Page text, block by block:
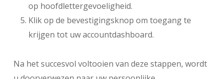
op hoofdlettergevoeligheid.
Klik op de bevestigingsknop om toegang te
krijgen tot uw accountdashboard.
Na het succesvol voltooien van deze stappen, wordt